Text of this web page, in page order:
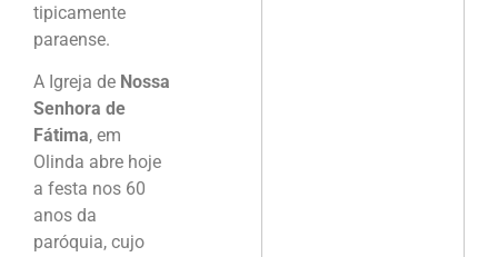
tipicamente
paraense.
A Igreja de Nossa
Senhora de
Fátima, em
Olinda abre hoje
a festa nos 60
anos da
paróquia, cujo